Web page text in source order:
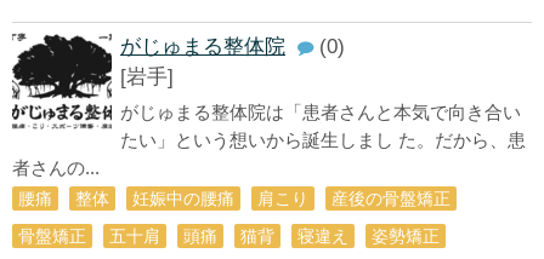
がじゅまる整体院
(0)
[岩手]
がじゅまる整体院は「患者さんと本気で向き合い
たい」という想いから誕生しまし た。だから、患
者さんの...
腰痛 整体 妊娠中の腰痛 肩こり
産後の骨盤矯正
骨盤矯正
五十肩 頭痛 猫背 寝違え 姿勢矯正